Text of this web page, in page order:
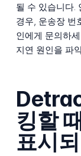
될 수 있습니다.
경우, 운송장 번
인에게 문의하
지연 원인을 파
킹할
표시